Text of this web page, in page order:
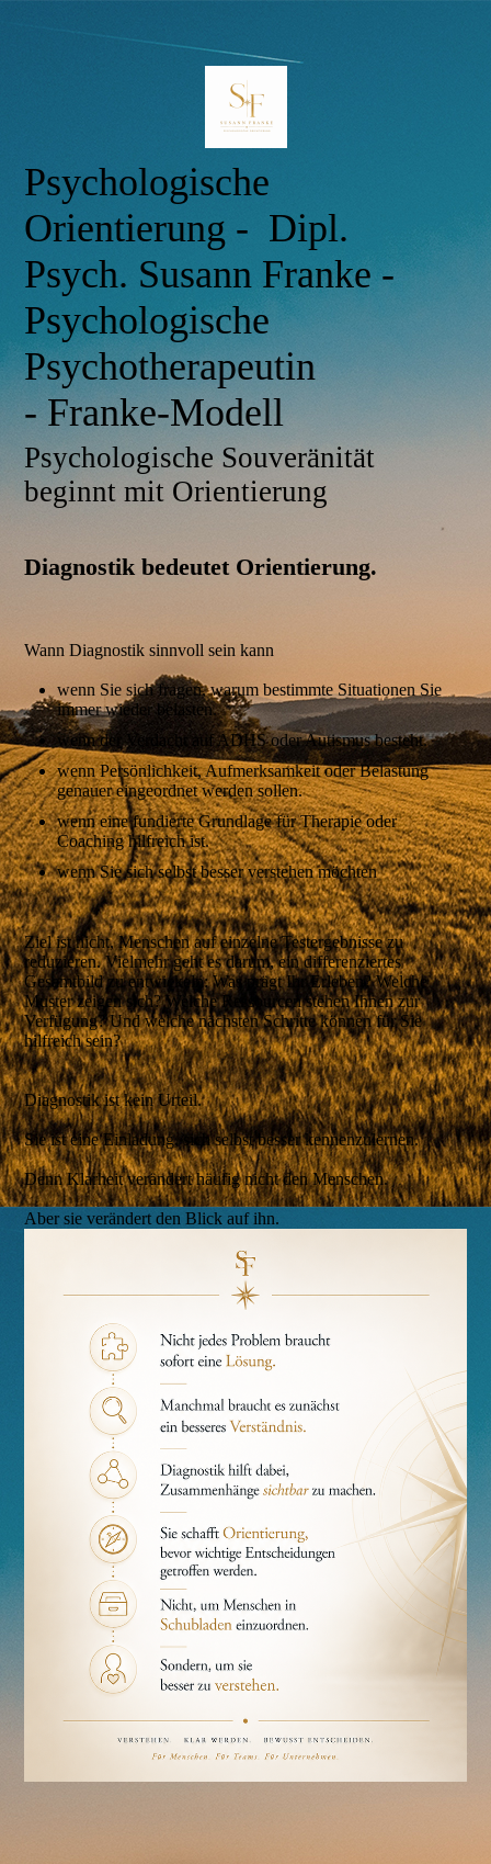
Psychologische
Orientierung - Dipl.
Psych. Susann Franke -
Psychologische
Psychotherapeutin
- Franke-Modell
Psychologische Souveränität
beginnt mit Orientierung
Diagnostik bedeutet Orientierung.
Wann Diagnostik sinnvoll sein kann
wenn Sie sich fragen, warum bestimmte Situationen Sie
immer wieder belasten.
wenn der Verdacht auf ADHS oder Autismus besteht.
wenn Persönlichkeit, Aufmerksamkeit oder Belastung
genauer eingeordnet werden sollen.
wenn eine fundierte Grundlage für Therapie oder
Coaching hilfreich ist.
wenn Sie sich selbst besser verstehen möchten
Ziel ist nicht, Menschen auf einzelne Testergebnisse zu
reduzieren. Vielmehr geht es darum, ein differenziertes
Gesamtbild zu entwickeln: Was prägt Ihr Erleben? Welche
Muster zeigen sich? Welche Ressourcen stehen Ihnen zur
Verfügung? Und welche nächsten Schritte können für Sie
hilfreich sein?
Diagnostik ist kein Urteil.
Sie ist eine Einladung, sich selbst besser kennenzulernen.
Denn Klarheit verändert häufig nicht den Menschen.
Aber sie verändert den Blick auf ihn.